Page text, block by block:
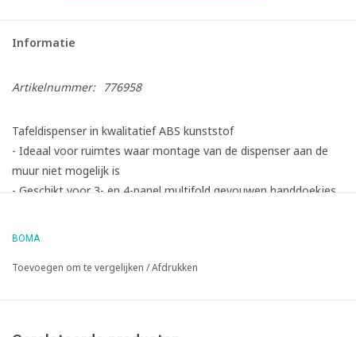
Informatie
Artikelnummer: 776958
Tafeldispenser in kwalitatief ABS kunststof
- Ideaal voor ruimtes waar montage van de dispenser aan de
muur niet mogelijk is
- Geschikt voor 3- en 4-panel multifold gevouwen handdoekjes
- Makkelijk en steeds bij te vullen, kijkvenster voor
BOMA
Toevoegen om te vergelijken /Afdrukken